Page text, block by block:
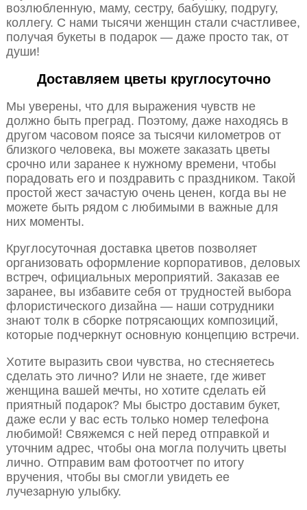
возлюбленную, маму, сестру, бабушку, подругу,
коллегу. С нами тысячи женщин стали счастливее,
получая букеты в подарок — даже просто так, от
души!
Доставляем цветы круглосуточно
Мы уверены, что для выражения чувств не
должно быть преград. Поэтому, даже находясь в
другом часовом поясе за тысячи километров от
близкого человека, вы можете заказать цветы
срочно или заранее к нужному времени, чтобы
порадовать его и поздравить с праздником. Такой
простой жест зачастую очень ценен, когда вы не
можете быть рядом с любимыми в важные для
них моменты.
Круглосуточная доставка цветов позволяет
организовать оформление корпоративов, деловых
встреч, официальных мероприятий. Заказав ее
заранее, вы избавите себя от трудностей выбора
флористического дизайна — наши сотрудники
знают толк в сборке потрясающих композиций,
которые подчеркнут основную концепцию встречи.
Хотите выразить свои чувства, но стесняетесь
сделать это лично? Или не знаете, где живет
женщина вашей мечты, но хотите сделать ей
приятный подарок? Мы быстро доставим букет,
даже если у вас есть только номер телефона
любимой! Свяжемся с ней перед отправкой и
уточним адрес, чтобы она могла получить цветы
лично. Отправим вам фотоотчет по итогу
вручения, чтобы вы смогли увидеть ее
лучезарную улыбку.